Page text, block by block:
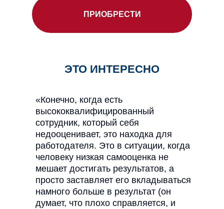
ПРИОБРЕСТИ
ЭТО ИНТЕРЕСНО
«Конечно, когда есть
высококвалифицированный
сотрудник, который себя
недооценивает, это находка для
работодателя. Это в ситуации, когда
человеку низкая самооценка не
мешает достигать результатов, а
просто заставляет его вкладываться
намного больше в результат (он
думает, что плохо справляется, и